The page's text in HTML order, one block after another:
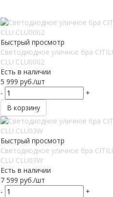
Быстрый просмотр
Светодиодное уличное бра
CLU CLU0002
Есть в наличии
5 999 руб./шт
-
+
В корзину
Быстрый просмотр
Светодиодное уличное бра
CLU CLU03W
Есть в наличии
7 599 руб./шт
-
+